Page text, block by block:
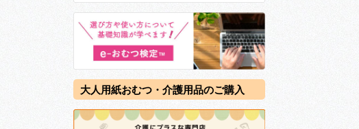
大人用紙おむつ・介護用品のご購入